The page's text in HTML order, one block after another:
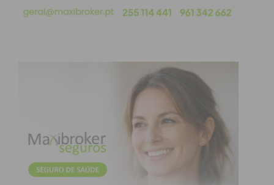
Subscreva a newsletter do
Assine nossa newsletter por e-mail e
obtenha de forma regular a informação
atualizada.
Eu li e concordo com os